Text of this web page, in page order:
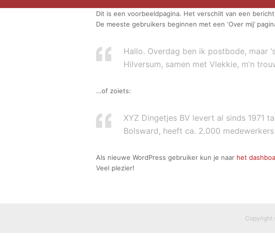
Dit is een voorbeeldpagina. Het verschilt van een
De meeste gebruikers beginnen met een ‘Over mij’
Hallo. Overdag ben ik postbode, maar
Hilversum, samen met Vlekkie, m’n
…of zoiets:
XYZ Dingetjes BV levert al sinds 1971
Bolsward, heeft ca. 2.000
Als nieuwe WordPress gebruiker kun je naar het
Veel plezier!
Copyright